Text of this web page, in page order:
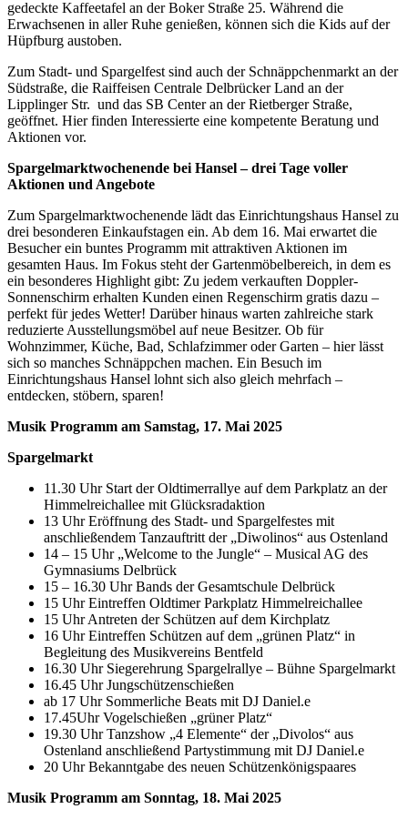
gedeckte Kaffeetafel an der Boker Straße 25. Während die
Erwachsenen in aller Ruhe genießen, können sich die Kids auf der
Hüpfburg austoben.
Zum Stadt- und Spargelfest sind auch der Schnäppchenmarkt an der
Südstraße, die Raiffeisen Centrale Delbrücker Land an der
Lipplinger Str. und das SB Center an der Rietberger Straße,
geöffnet. Hier finden Interessierte eine kompetente Beratung und
Aktionen vor.
Spargelmarktwochenende bei Hansel – drei Tage voller
Aktionen und Angebote
Zum Spargelmarktwochenende lädt das Einrichtungshaus Hansel zu
drei besonderen Einkaufstagen ein. Ab dem 16. Mai erwartet die
Besucher ein buntes Programm mit attraktiven Aktionen im
gesamten Haus. Im Fokus steht der Gartenmöbelbereich, in dem es
ein besonderes Highlight gibt: Zu jedem verkauften Doppler-
Sonnenschirm erhalten Kunden einen Regenschirm gratis dazu –
perfekt für jedes Wetter! Darüber hinaus warten zahlreiche stark
reduzierte Ausstellungsmöbel auf neue Besitzer. Ob für
Wohnzimmer, Küche, Bad, Schlafzimmer oder Garten – hier lässt
sich so manches Schnäppchen machen. Ein Besuch im
Einrichtungshaus Hansel lohnt sich also gleich mehrfach –
entdecken, stöbern, sparen!
Musik Programm am Samstag, 17. Mai 2025
Spargelmarkt
11.30 Uhr Start der Oldtimerrallye auf dem Parkplatz an der
Himmelreichallee mit Glücksradaktion
13 Uhr Eröffnung des Stadt- und Spargelfestes mit
anschließendem Tanzauftritt der „Diwolinos“ aus Ostenland
14 – 15 Uhr „Welcome to the Jungle“ – Musical AG des
Gymnasiums Delbrück
15 – 16.30 Uhr Bands der Gesamtschule Delbrück
15 Uhr Eintreffen Oldtimer Parkplatz Himmelreichallee
15 Uhr Antreten der Schützen auf dem Kirchplatz
16 Uhr Eintreffen Schützen auf dem „grünen Platz“ in
Begleitung des Musikvereins Bentfeld
16.30 Uhr Siegerehrung Spargelrallye – Bühne Spargelmarkt
16.45 Uhr Jungschützenschießen
ab 17 Uhr Sommerliche Beats mit DJ Daniel.e
17.45Uhr Vogelschießen „grüner Platz“
19.30 Uhr Tanzshow „4 Elemente“ der „Divolos“ aus
Ostenland anschließend Partystimmung mit DJ Daniel.e
20 Uhr Bekanntgabe des neuen Schützenkönigspaares
Musik Programm am Sonntag, 18. Mai 2025